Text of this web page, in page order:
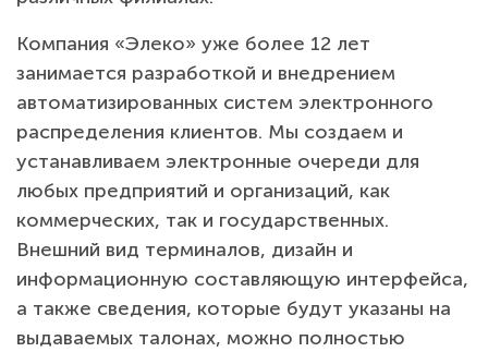
Компания «Элеко» уже более 12 лет
занимается разработкой и внедрением
автоматизированных систем электронного
распределения клиентов. Мы создаем и
устанавливаем электронные очереди для
любых предприятий и организаций, как
коммерческих, так и государственных.
Внешний вид терминалов, дизайн и
информационную составляющую интерфейса,
а также сведения, которые будут указаны на
выдаваемых талонах, можно полностью